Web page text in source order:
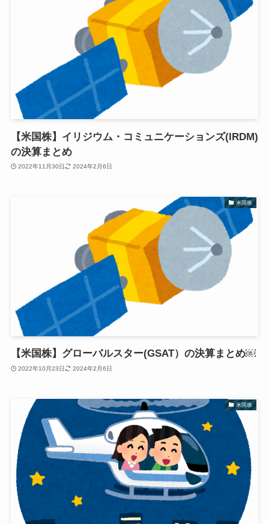
【米国株】イリジウム・コミュニケーションズ(IRDM)
の決算まとめ
2022年11月30日 2024年2月6日
米国株
【米国株】グローバルスター(GSAT）の決算まとめ￼
2022年10月23日 2024年2月6日
米国株